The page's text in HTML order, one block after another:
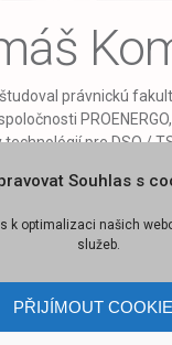
Souhlas s
k optimalizaci našich
služeb.
PŘIJÍMOUT
právnickú
pre DSO /
partnerom